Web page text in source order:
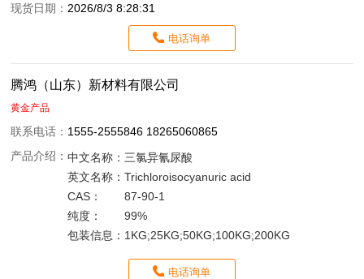
现货日期： 2026/8/3 8:28:31
电话询单
腾鸿（山东）新材料有限公司
黄金产品
联系电话： 1555-2555846 18265060865
产品介绍：中文名称： 三氯异氰尿酸
英文名称：Trichloroisocyanuric acid
CAS：
87-90-1
纯度：
99%
包装信息： 1KG;25KG;50KG;100KG;200KG
电话询单